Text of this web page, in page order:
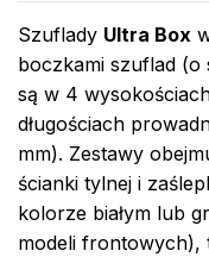
Szuflady Ultra Box
boczkami szuflad (o
są w 4
długościach
mm). Zestawy
ścianki tylnej i
kolorze białym lub
modeli frontowych),